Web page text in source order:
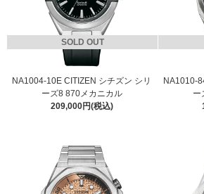
SOLD OUT
NA1004-10E CITIZEN シチズン シリ
ーズ8 870メカニカル
209,000円(税込)
NA1010-
ー